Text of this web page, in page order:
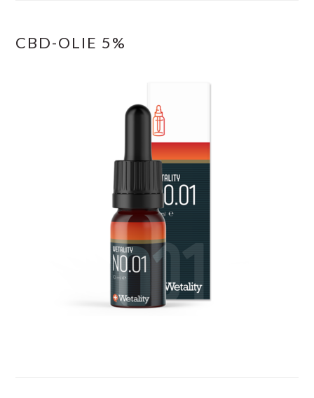
CBD-OLIE 5%